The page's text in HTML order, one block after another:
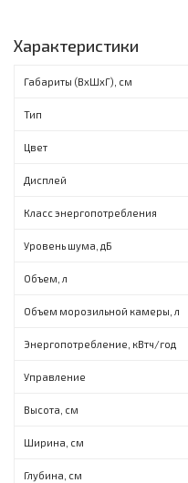
Характеристики
Габариты (ВxШxГ), см
Тип
Цвет
Дисплей
Класс энергопотребления
Уровень шума, дБ
Объем, л
Объем морозильной камеры, л
Энергопотребление, кВтч/год
Управление
Высота, см
Ширина, см
Глубина, см